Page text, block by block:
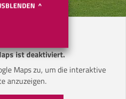
ist deaktiviert.
Maps zu, um die interaktive
anzuzeigen.